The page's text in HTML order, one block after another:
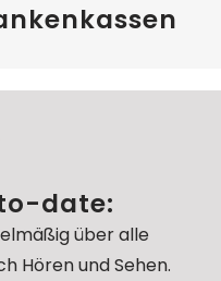
date:
über alle
Hören und Sehen.